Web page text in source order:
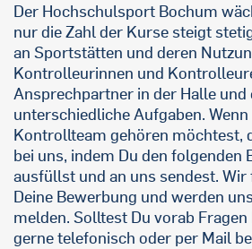
Der Hochschulsport Bochum
nur die Zahl der Kurse steigt
an Sportstätten und deren
Kontrolleurinnen und
Ansprechpartner in der Halle und
unterschiedliche Aufgaben. Wenn
Kontrollteam gehören möchtest,
bei uns, indem Du den folgenden
ausfüllst und an uns sendest.
Deine Bewerbung und werden
melden. Solltest Du vorab
gerne telefonisch oder per Mail